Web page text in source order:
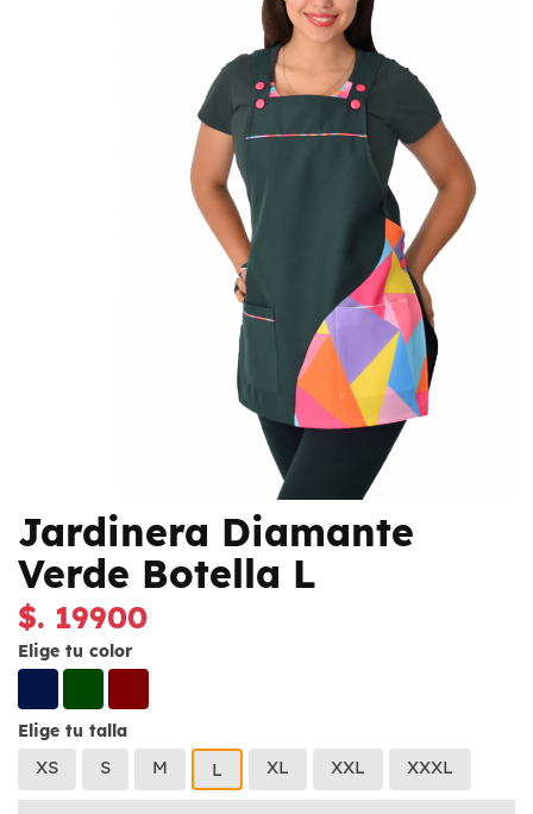
Jardinera Diamante
Verde Botella L
$. 19900
Elige tu color
Elige tu talla
XS S M L XL XXL XXXL